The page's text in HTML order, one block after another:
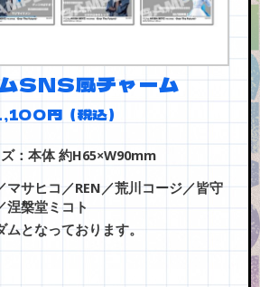
SNS風チャーム
円（税込）
：本体 約H65×W90mm
マサヒコ／REN／荒川コージ／皆守
涅槃堂ミコト
となっております。